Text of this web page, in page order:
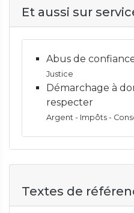
Et aussi sur
Abus de
Justice
Démarchage à
respecter
Argent - Impôts -
Textes de